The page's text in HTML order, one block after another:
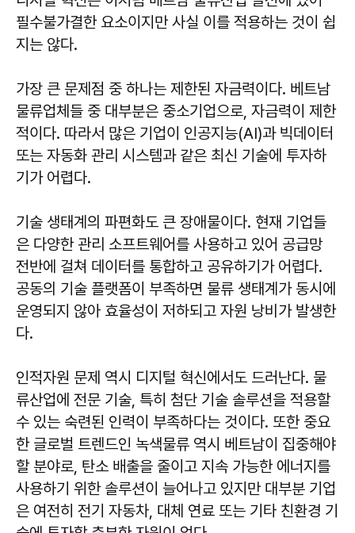
필수불가결한 요소이지만 사실 이를 적용하는 것이 쉽
지는 않다.
가장 큰 문제점 중 하나는 제한된 자금력이다. 베트남
물류업체들 중 대부분은 중소기업으로, 자금력이 제한
적이다. 따라서 많은 기업이 인공지능(AI)과 빅데이터
또는 자동화 관리 시스템과 같은 최신 기술에 투자하
기가 어렵다.
기술 생태계의 파편화도 큰 장애물이다. 현재 기업들
은 다양한 관리 소프트웨어를 사용하고 있어 공급망
전반에 걸쳐 데이터를 통합하고 공유하기가 어렵다.
공동의 기술 플랫폼이 부족하면 물류 생태계가 동시에
운영되지 않아 효율성이 저하되고 자원 낭비가 발생한
다.
인적자원 문제 역시 디지털 혁신에서도 드러난다. 물
류산업에 전문 기술, 특히 첨단 기술 솔루션을 적용할
수 있는 숙련된 인력이 부족하다는 것이다. 또한 중요
한 글로벌 트렌드인 녹색물류 역시 베트남이 집중해야
할 분야로, 탄소 배출을 줄이고 지속 가능한 에너지를
사용하기 위한 솔루션이 늘어나고 있지만 대부분 기업
은 여전히 ​​전기 자동차, 대체 연료 또는 기타 친환경 기